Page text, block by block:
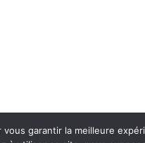
garantir la meilleure